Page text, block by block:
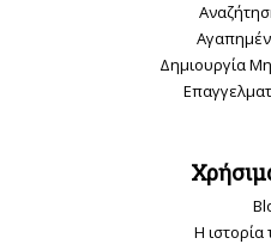
Δημιουργία
Η